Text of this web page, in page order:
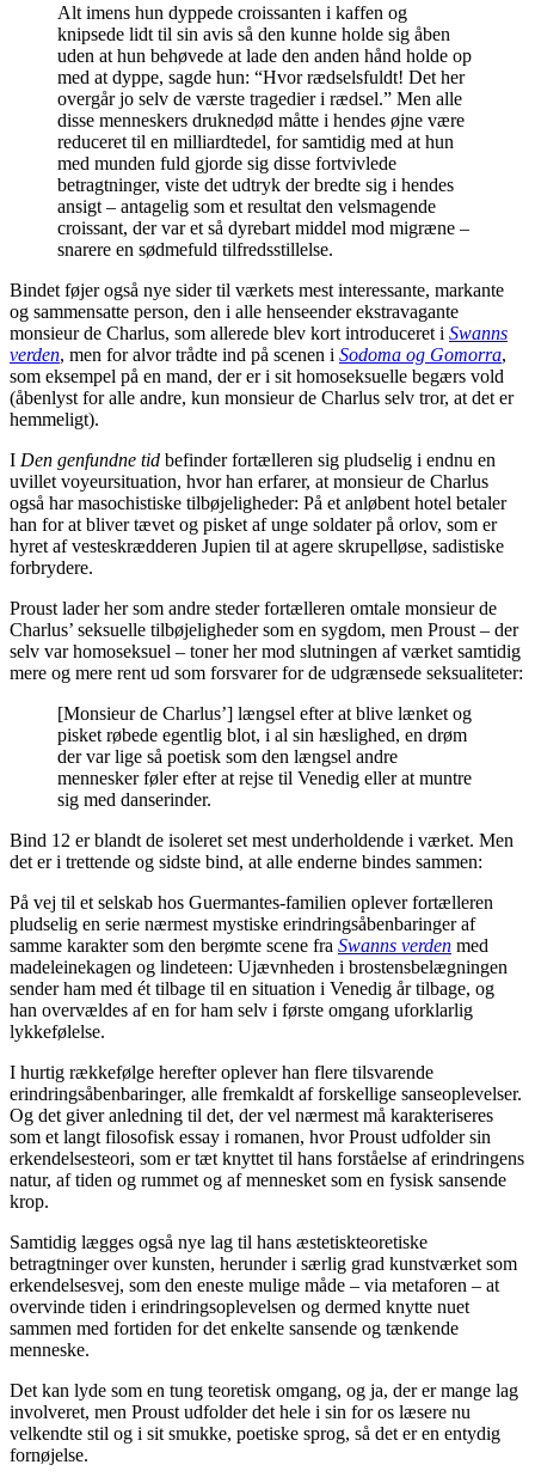
Alt imens hun dyppede croissanten i kaffen og
knipsede lidt til sin avis så den kunne holde sig åben
uden at hun behøvede at lade den anden hånd holde op
med at dyppe, sagde hun: “Hvor rædselsfuldt! Det her
overgår jo selv de værste tragedier i rædsel.” Men alle
disse menneskers druknedød måtte i hendes øjne være
reduceret til en milliardtedel, for samtidig med at hun
med munden fuld gjorde sig disse fortvivlede
betragtninger, viste det udtryk der bredte sig i hendes
ansigt – antagelig som et resultat den velsmagende
croissant, der var et så dyrebart middel mod migræne –
snarere en sødmefuld tilfredsstillelse.
Bindet føjer også nye sider til værkets mest interessante, markante
og sammensatte person, den i alle henseender ekstravagante
monsieur de Charlus, som allerede blev kort introduceret i Swanns
verden, men for alvor trådte ind på scenen i Sodoma og Gomorra,
som eksempel på en mand, der er i sit homoseksuelle begærs vold
(åbenlyst for alle andre, kun monsieur de Charlus selv tror, at det er
hemmeligt).
I Den genfundne tid befinder fortælleren sig pludselig i endnu en
uvillet voyeursituation, hvor han erfarer, at monsieur de Charlus
også har masochistiske tilbøjeligheder: På et anløbent hotel betaler
han for at bliver tævet og pisket af unge soldater på orlov, som er
hyret af vesteskrædderen Jupien til at agere skrupelløse, sadistiske
forbrydere.
Proust lader her som andre steder fortælleren omtale monsieur de
Charlus’ seksuelle tilbøjeligheder som en sygdom, men Proust – der
selv var homoseksuel – toner her mod slutningen af værket samtidig
mere og mere rent ud som forsvarer for de udgrænsede seksualiteter:
[Monsieur de Charlus’] længsel efter at blive lænket og
pisket røbede egentlig blot, i al sin hæslighed, en drøm
der var lige så poetisk som den længsel andre
mennesker føler efter at rejse til Venedig eller at muntre
sig med danserinder.
Bind 12 er blandt de isoleret set mest underholdende i værket. Men
det er i trettende og sidste bind, at alle enderne bindes sammen:
På vej til et selskab hos Guermantes-familien oplever fortælleren
pludselig en serie nærmest mystiske erindringsåbenbaringer af
samme karakter som den berømte scene fra Swanns verden med
madeleinekagen og lindeteen: Ujævnheden i brostensbelægningen
sender ham med ét tilbage til en situation i Venedig år tilbage, og
han overvældes af en for ham selv i første omgang uforklarlig
lykkefølelse.
I hurtig rækkefølge herefter oplever han flere tilsvarende
erindringsåbenbaringer, alle fremkaldt af forskellige sanseoplevelser.
Og det giver anledning til det, der vel nærmest må karakteriseres
som et langt filosofisk essay i romanen, hvor Proust udfolder sin
erkendelsesteori, som er tæt knyttet til hans forståelse af erindringens
natur, af tiden og rummet og af mennesket som en fysisk sansende
krop.
Samtidig lægges også nye lag til hans æstetiskteoretiske
betragtninger over kunsten, herunder i særlig grad kunstværket som
erkendelsesvej, som den eneste mulige måde – via metaforen – at
overvinde tiden i erindringsoplevelsen og dermed knytte nuet
sammen med fortiden for det enkelte sansende og tænkende
menneske.
Det kan lyde som en tung teoretisk omgang, og ja, der er mange lag
involveret, men Proust udfolder det hele i sin for os læsere nu
velkendte stil og i sit smukke, poetiske sprog, så det er en entydig
fornøjelse.